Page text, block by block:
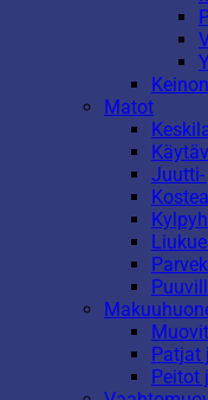
Matot
Patjat
Peitot